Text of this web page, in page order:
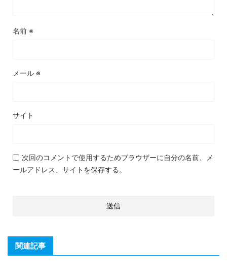
名前 ※
メール ※
サイト
次回のコメントで使用するためブラウザーに自分の名前、メ
ールアドレス、サイトを保存する。
関連記事